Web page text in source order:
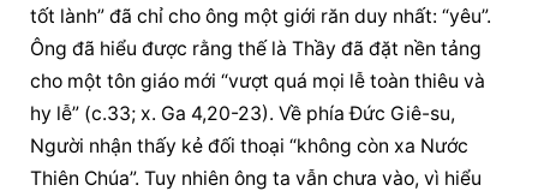
tốt lành” đã chỉ cho ông một giới răn duy nhất: “yêu”.
Ông đã hiểu được rằng thế là Thầy đã đặt nền tảng
cho một tôn giáo mới “vượt quá mọi lễ toàn thiêu và
hy lễ” (c.33; x. Ga 4,20-23). Về phía Đức Giê-su,
Người nhận thấy kẻ đối thoại “không còn xa Nước
Thiên Chúa”. Tuy nhiên ông ta vẫn chưa vào, vì hiểu